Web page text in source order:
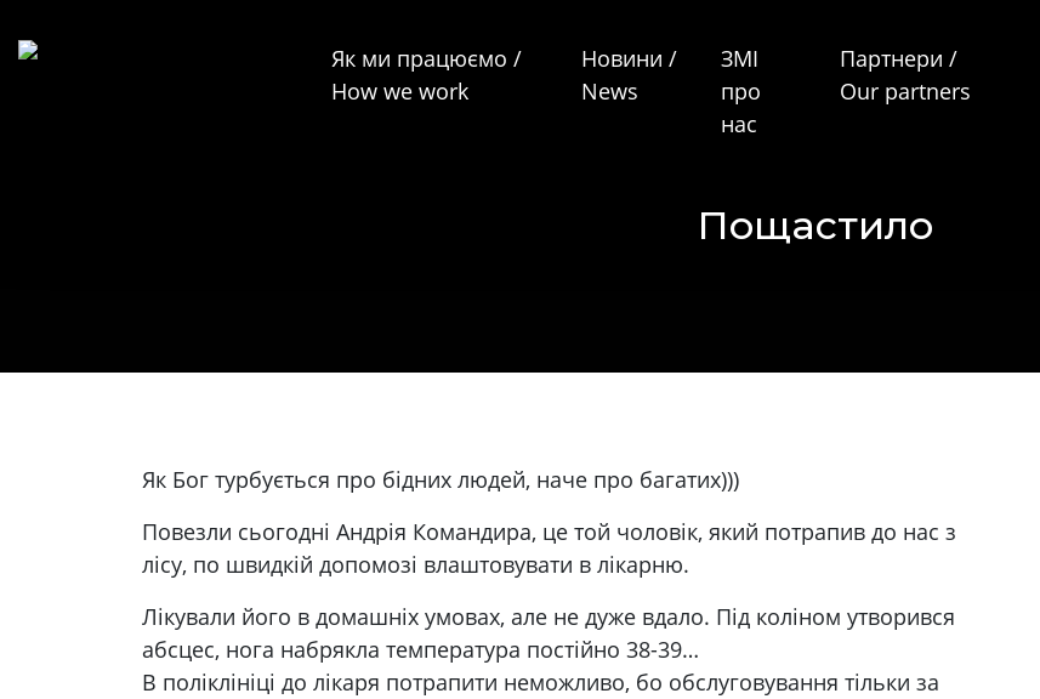
Як ми працюємо /
How we work
Новини /
News
ЗМІ
про
нас
Партнери /
Our partners
Пощастило
Як Бог турбується про бідних людей, наче про багатих)))
Повезли сьогодні Андрія Командира, це той чоловік, який потрапив до нас з
лісу, по швидкій допомозі влаштовувати в лікарню.
Лікували його в домашніх умовах, але не дуже вдало. Під коліном утворився
абсцес, нога набрякла температура постійно 38-39…
В поліклініці до лікаря потрапити неможливо, бо обслуговування тільки за